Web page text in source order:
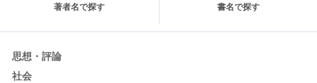
著者名で探す 書名で探す
思想・評論
社会